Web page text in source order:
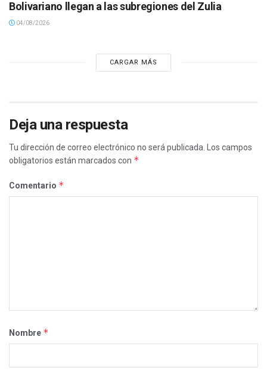
Bolivariano llegan a las subregiones del Zulia
04/08/2026
CARGAR MÁS
Deja una respuesta
Tu dirección de correo electrónico no será publicada.
Los campos
obligatorios están marcados con *
Comentario *
Nombre *